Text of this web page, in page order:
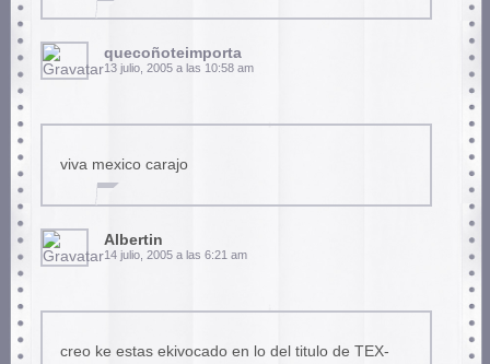
quecoñoteimporta
13 julio, 2005 a las 10:58 am
viva mexico carajo
Albertin
14 julio, 2005 a las 6:21 am
creo ke estas ekivocado en lo del titulo de TEX-